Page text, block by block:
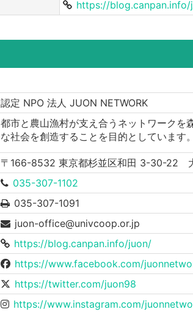
https://
認定 NPO 法人 JUON NETWORK
都市と農山漁村が支え合うネットワークを
な社会を創造することを目的としています。
〒166-8532 東京都杉並区和田 3-30-22
035-307-1102
035-307-1091
juon-office@univcoop.or.jp
https://blog.canpan.info/juon/
https://www.facebook.com/
https://twitter.com/juon98
https://www.instagram.com/